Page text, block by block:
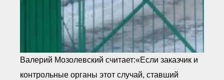
Валерий Мозолевский считает:«Если заказчик и
контрольные органы этот случай, ставший